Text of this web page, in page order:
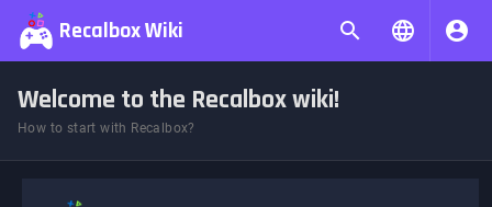
Recalbox Wiki
Welcome to the Recalbox wiki!
How to start with Recalbox?